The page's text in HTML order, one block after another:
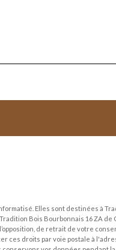
Elles sont destinées à
Bois Bourbonnais 16 ZA de
de retrait de votre
ces droits par voie postale à